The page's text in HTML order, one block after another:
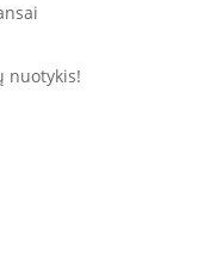
nuotykis!